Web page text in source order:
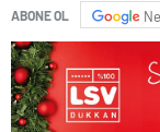
ABONE OL